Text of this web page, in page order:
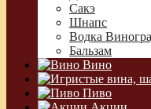
Сакэ
Шнапс
Водка
Бальзам
Вино
Пиво